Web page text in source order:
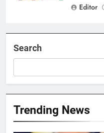
Editor
Search
Trending News